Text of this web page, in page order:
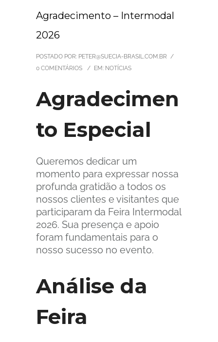
Agradecimento – Intermodal
2026
POSTADO POR: PETER@SUECIA-BRASIL.COM.BR /
0 COMENTÁRIOS
/ EM: NOTÍCIAS
Agradecimen
to Especial
Queremos dedicar um
momento para expressar nossa
profunda gratidão a todos os
nossos clientes e visitantes que
participaram da Feira Intermodal
2026. Sua presença e apoio
foram fundamentais para o
nosso sucesso no evento.
Análise da
Feira